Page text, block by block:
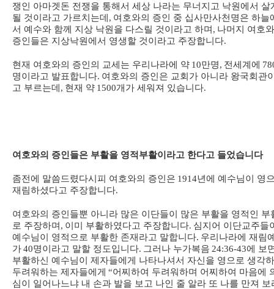
쟁인 아마겟돈 전쟁을 통해서 세상 나라는 무너지고 낙원에서 살
될 것이라고 가르치는데 , 여호와의 증인 중 십사만사천명은 하늘
서 예수와 함께 지상 낙원을 다스릴 것이라고 하며 , 나머지 여호
증인들은 지상낙원에서 영생할 것이라고 주장합니다.
현재 여호와의 증인의 교세는 우리나라에 약 10만명, 전세계에
명이라고 발표합니다. 여호와의 증인은 교회가 아니라 왕국회관
고 부르는데 , 현재 약 1500개가 세워져 있습니다.
여호와의 증인들은 부활을 영적부활이라고 한다고 들었습니다
좀전에 말씀드렸다시피 여호와의 증인은 1914년에 예수님이 영
재림하셨다고 주장합니다.
여호와의 증인들뿐 아니라 많은 이단들이 많은 부활을 영적인 부
로 주장하며 , 이미 부활하였다고 주장합니다. 심지어 이단교주들
예수님이 영적으로 부활한 존재라고 말합니다. 우리나라에 재림
가40명이라고 말할 정도입니다. 그러나 누가복음 24:36-43에 보
부활하신 예수님이 제자들에게 나타나셔서 자신을 영으로 생각
두려워하는 제자들에게 “어찌하여 두려워하며 어찌하여 마음에
심이 일어나느냐 내 손과 발을 보고 나인 줄 알라 또 나를 만져 보